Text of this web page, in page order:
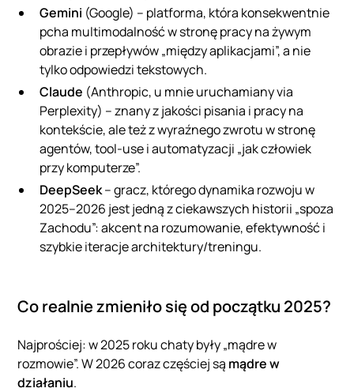
Gemini (Google) – platforma, która konsekwentnie
pcha multimodalność w stronę pracy na żywym
obrazie i przepływów „między aplikacjami”, a nie
tylko odpowiedzi tekstowych.
Claude (Anthropic, u mnie uruchamiany via
Perplexity) – znany z jakości pisania i pracy na
kontekście, ale też z wyraźnego zwrotu w stronę
agentów, tool-use i automatyzacji „jak człowiek
przy komputerze”.
DeepSeek– gracz, którego dynamika rozwoju w
2025–2026 jest jedną z ciekawszych historii „spoza
Zachodu”: akcent na rozumowanie, efektywność i
szybkie iteracje architektury/treningu.
Co realnie zmieniło się od początku 2025?
Najprościej: w 2025 roku chaty były „mądre w
rozmowie”. W 2026 coraz częściej są mądre w
działaniu.